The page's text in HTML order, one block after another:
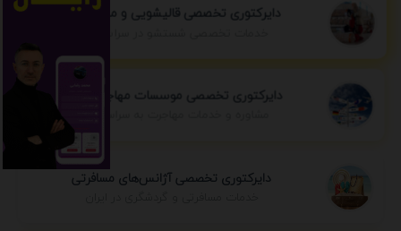
دایرکتوری تخصصی قالیشویی و مبل شویی
دایرکتوری تخصصی موسسات مهاجرتی ایران
مشاوره و خدمات مهاجرت به سراسر جهان
دایرکتوری تخصصی آژانس‌های مسافرتی